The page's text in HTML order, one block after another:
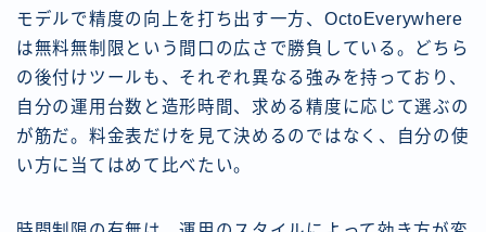
モデルで精度の向上を打ち出す一方、OctoEverywhere
は無料無制限という間口の広さで勝負している。どちら
の後付けツールも、それぞれ異なる強みを持っており、
自分の運用台数と造形時間、求める精度に応じて選ぶの
が筋だ。料金表だけを見て決めるのではなく、自分の使
い方に当てはめて比べたい。